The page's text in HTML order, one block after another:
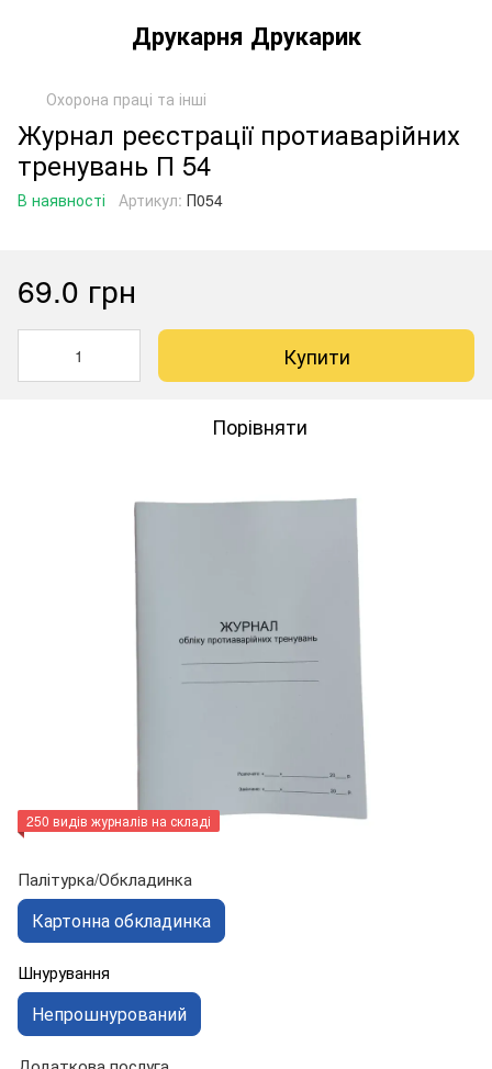
Друкарня Друкарик
Охорона праці та інші
Журнал реєстрації протиаварійних
тренувань П 54
В наявності Артикул: П054
69.0 грн
Купити
Порівняти
250 видів журналів на складі
Палітурка/Обкладинка
Картонна обкладинка
Шнурування
Непрошнурований